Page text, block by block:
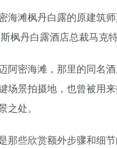
海滩枫丹白露的原建筑
枫丹白露酒店总裁马克
阿密海滩，那里的同名
场景拍摄地，也曾被用
之处。
那些欣赏额外步骤和细